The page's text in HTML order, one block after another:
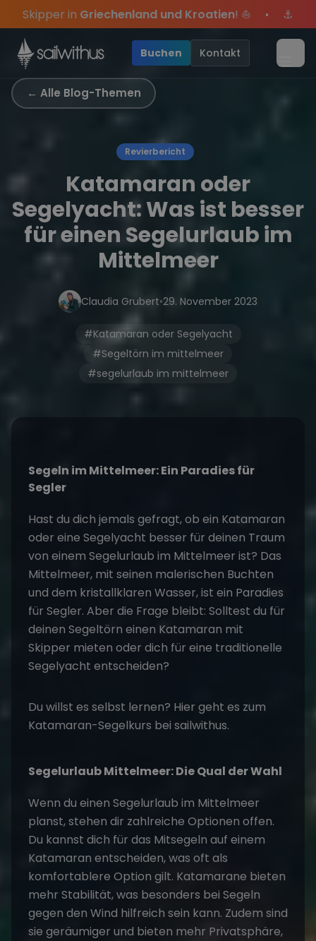
Skip to content
und Kroatien! ⛵ • ⚓ Sommer-Special : Mit Code
Sichere Dir jetztDein Meilenbuch und Deine
Angebote mehr Sowie20€ Rabatt auf deinen
Jahres, sei dabei. Season Closing Party 2026!
Buchen Kontakt
← Alle Blog-Themen
Revierbericht
Katamaran oder
Segelyacht: Was ist besser
für einen Segelurlaub im
Mittelmeer
Claudia Grubert•29. November 2023
#Katamaran oder Segelyacht
#Segeltörn im mittelmeer
#segelurlaub im mittelmeer
Segeln im Mittelmeer: Ein Paradies für
Segler
Hast du dich jemals gefragt, ob ein Katamaran
oder eine Segelyacht besser für deinen Traum
von einem Segelurlaub im Mittelmeer ist? Das
Mittelmeer, mit seinen malerischen Buchten
und dem kristallklaren Wasser, ist ein Paradies
für Segler. Aber die Frage bleibt: Solltest du für
deinen Segeltörn einen Katamaran mit
Skipper mieten oder dich für eine traditionelle
Segelyacht entscheiden?
Du willst es selbst lernen? Hier geht es zum
Katamaran-Segelkurs bei sailwithus.
Segelurlaub Mittelmeer: Die Qual der Wahl
Wenn du einen Segelurlaub im Mittelmeer
planst, stehen dir zahlreiche Optionen offen.
Du kannst dich für das Mitsegeln auf einem
Katamaran entscheiden, was oft als
komfortablere Option gilt. Katamarane bieten
mehr Stabilität, was besonders bei Segeln
gegen den Wind hilfreich sein kann. Zudem sind
sie geräumiger und bieten mehr Privatsphäre,